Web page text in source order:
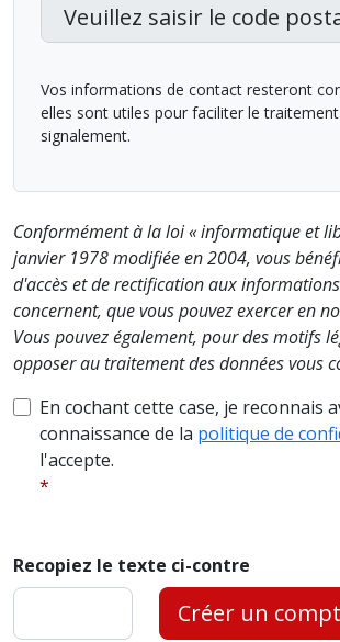
Vos informations de contact resteront
elles sont utiles pour faciliter le
signalement.
Conformément à la loi « informatique et
janvier 1978 modifiée en 2004, vous
d'accès et de rectification aux
concernent, que vous pouvez exercer en
Vous pouvez également, pour des motifs
opposer au traitement des données vous
En cochant cette case, je reconnais
connaissance de la politique de
l'accepte.
Recopiez le texte ci-contre
Créer un